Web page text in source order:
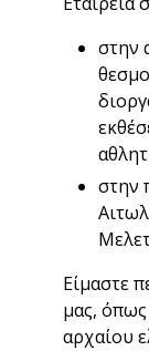
στην
στην
Είμαστε
μας, όπως
αρχαίου